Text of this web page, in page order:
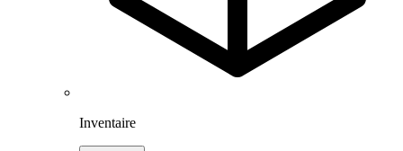
Inventaire